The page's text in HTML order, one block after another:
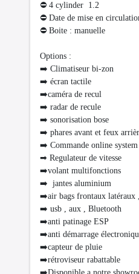
⛔️ 4 cylinder 1.2
⛔ Date de mise en
⛔ Boite : manuelle
Options :
➡️ Climatiseur bi-zon
➡️ écran tactile
➡️caméra de recul
➡️ radar de recule
➡️ sonorisation bose
➡️ phares avant et feux
➡️ Commande online system
➡ Regulateur de vitesse
➡️volant multifonctions
➡️ jantes aluminium
➡️air bags frontaux latéraux
➡️ usb , aux , Bluetooth
➡️anti patinage ESP
➡️anti démarrage
➡️capteur de pluie
➡️rétroviseur rabattable